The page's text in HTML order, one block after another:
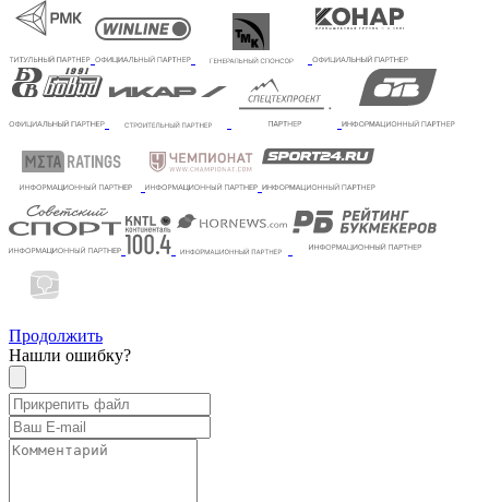
Продолжить
Нашли ошибку?